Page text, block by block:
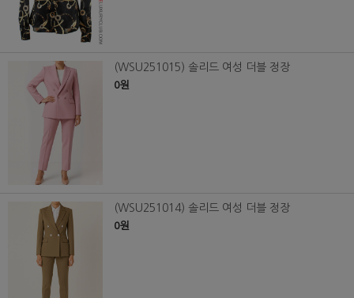
(WSU251015) 솔리드 여성 더블 정장
0원
(WSU251014) 솔리드 여성 더블 정장
0원